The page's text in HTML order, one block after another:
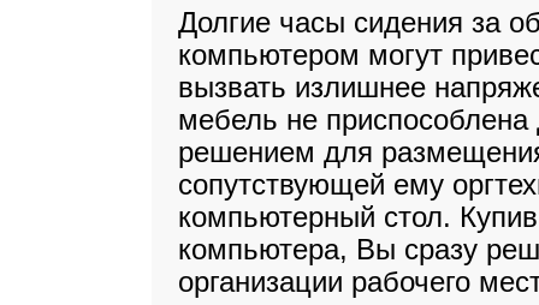
Долгие часы сидения за
компьютером могут
вызвать излишнее
мебель не
решением для
сопутствующей ему
компьютерный стол.
компьютера, Вы сразу
организации рабочего